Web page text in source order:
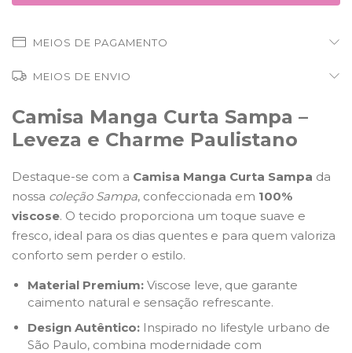
MEIOS DE PAGAMENTO
MEIOS DE ENVIO
Camisa Manga Curta Sampa –
Leveza e Charme Paulistano
Destaque-se com a Camisa Manga Curta Sampa da
nossa coleção Sampa, confeccionada em 100%
viscose. O tecido proporciona um toque suave e
fresco, ideal para os dias quentes e para quem valoriza
conforto sem perder o estilo.
Material Premium: Viscose leve, que garante
caimento natural e sensação refrescante.
Design Autêntico: Inspirado no lifestyle urbano de
São Paulo, combina modernidade com